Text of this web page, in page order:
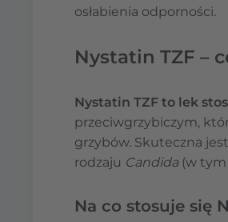
osłabienia odporności.
Nystatin TZF –
Nystatin TZF to lek
przeciwgrzybiczym,
grzybów. Skuteczna
rodzaju Candida (w tym
Na co stosuje się